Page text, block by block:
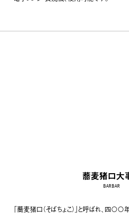
蕎麦猪口大
BARBAR
「蕎麦猪口（そばちょこ）」と呼ばれ、四〇